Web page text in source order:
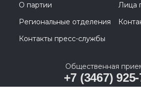
О партии
Лица
Региональные отделения
Контакты пресс-службы
Общественная
+7 (3467)